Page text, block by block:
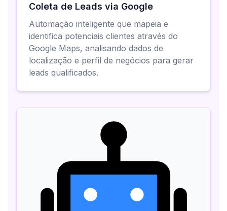
Coleta de Leads via Google
Automação inteligente que mapeia e
identifica potenciais clientes através do
Google Maps, analisando dados de
localização e perfil de negócios para gerar
leads qualificados.